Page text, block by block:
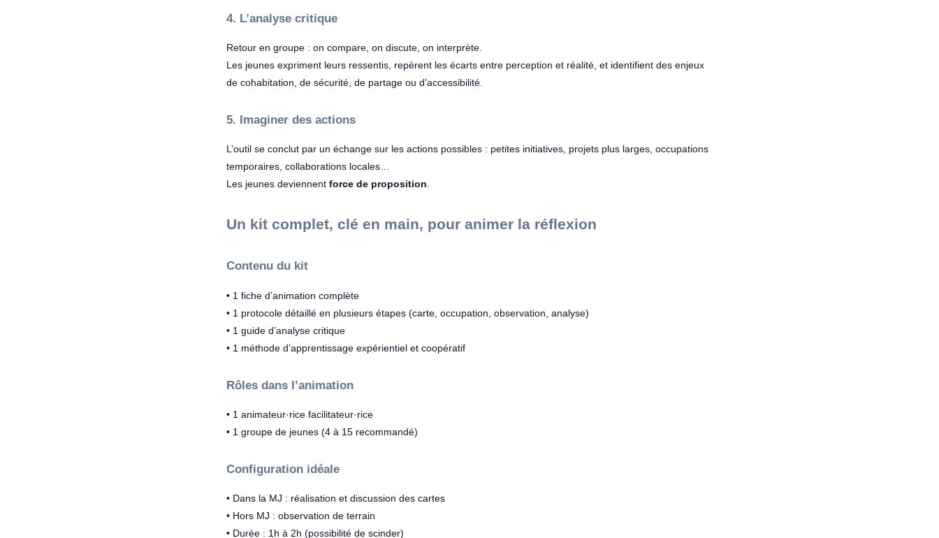
4. L’analyse critique
Retour en groupe : on compare, on discute, on interprète.
Les jeunes expriment leurs ressentis, repèrent les écarts entre perception et réalité, et identifient des enjeux
de cohabitation, de sécurité, de partage ou d’accessibilité.
5. Imaginer des actions
L’outil se conclut par un échange sur les actions possibles : petites initiatives, projets plus larges, occupations
temporaires, collaborations locales…
Les jeunes deviennent force de proposition.
Un kit complet, clé en main, pour animer la réflexion
Contenu du kit
• 1 fiche d’animation complète
• 1 protocole détaillé en plusieurs étapes (carte, occupation, observation, analyse)
• 1 guide d’analyse critique
• 1 méthode d’apprentissage expérientiel et coopératif
Rôles dans l’animation
• 1 animateur·rice facilitateur·rice
• 1 groupe de jeunes (4 à 15 recommandé)
Configuration idéale
• Dans la MJ : réalisation et discussion des cartes
• Hors MJ : observation de terrain
• Durée : 1h à 2h (possibilité de scinder)